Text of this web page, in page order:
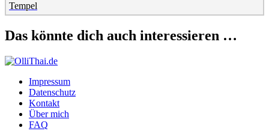
Tempel
Das könnte dich auch interessieren …
Impressum
Datenschutz
Kontakt
Über mich
FAQ